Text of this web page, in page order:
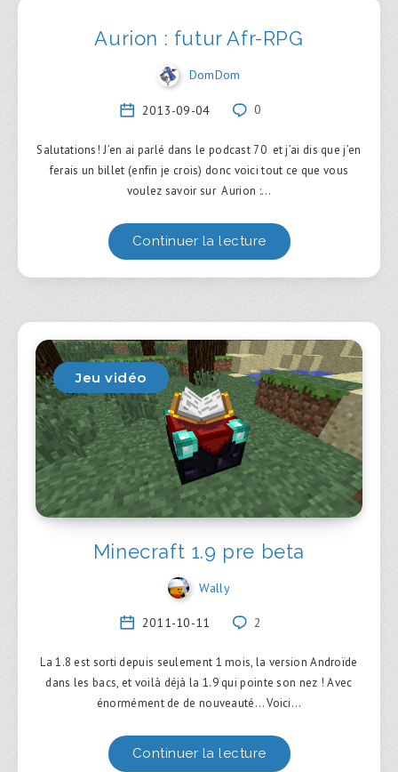
Aurion : futur Afr-RPG
DomDom
2013-09-04 0
Salutations! J’en ai parlé dans le podcast 70 et j’ai dis que j’en
ferais un billet (enfin je crois) donc voici tout ce que vous
voulez savoir sur Aurion :…
Continuer la lecture
Jeu vidéo
Minecraft 1.9 pre beta
Wally
2011-10-11 2
La 1.8 est sorti depuis seulement 1 mois, la version Androïde
dans les bacs, et voilà déjà la 1.9 qui pointe son nez ! Avec
énormément de de nouveauté… Voici…
Continuer la lecture